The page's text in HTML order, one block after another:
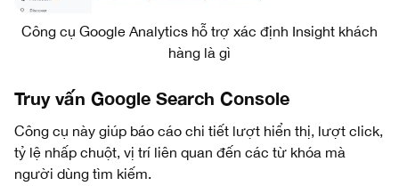
Công cụ Google Analytics hỗ trợ xác định Insight khách
hàng là gì
Truy vấn Google Search Console
Công cụ này giúp báo cáo chi tiết lượt hiển thị, lượt click,
tỷ lệ nhấp chuột, vị trí liên quan đến các từ khóa mà
người dùng tìm kiếm.